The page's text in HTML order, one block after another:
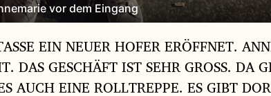
vor dem Eingang
EIN NEUER HOFER ERÖFFNET.
DAS GESCHÄFT IST SEHR GROSS. DA
AUCH EINE ROLLTREPPE. ES GIBT